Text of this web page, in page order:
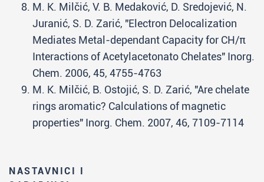
NASTAVNICI I
M. K. Milčić, V. B. Medaković, D. Sredojević, N.
Juranić, S. D. Zarić, "Electron Delocalization
Mediates Metal-dependant Capacity for CH/π
Interactions of Acetylacetonato Chelates" Inorg.
Chem. 2006, 45, 4755-4763
M. K. Milčić, B. Ostojić, S. D. Zarić, "Are chelate
rings aromatic? Calculations of magnetic
properties" Inorg. Chem. 2007, 46, 7109-7114